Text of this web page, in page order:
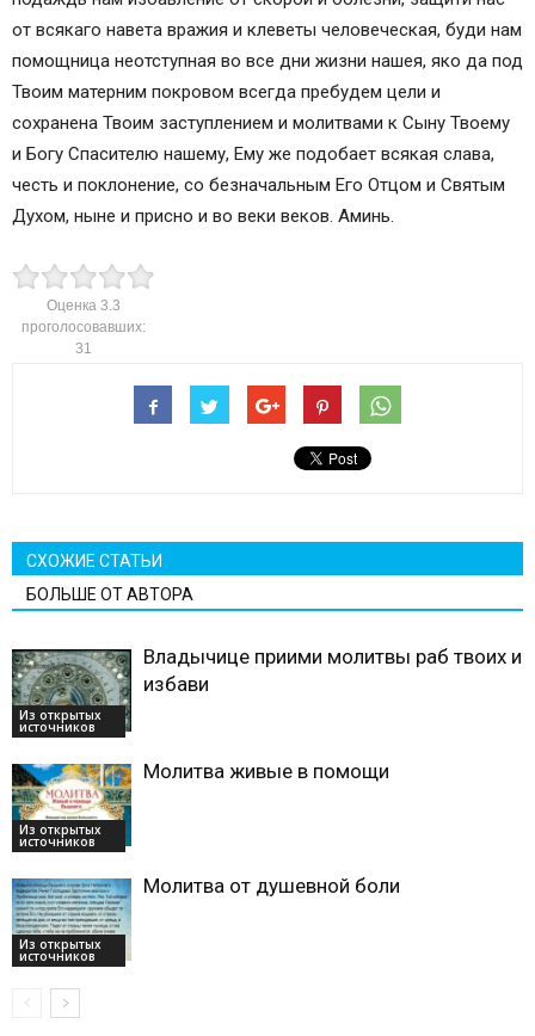
от всякаго навета вражия и клеветы человеческая, буди нам
помощница неотступная во все дни жизни нашея, яко да под
Твоим матерним покровом всегда пребудем цели и
сохранена Твоим заступлением и молитвами к Сыну Твоему
и Богу Спасителю нашему, Ему же подобает всякая слава,
честь и поклонение, со безначальным Его Отцом и Святым
Духом, ныне и присно и во веки веков. Аминь.
Оценка 3.3
проголосовавших:
31
СХОЖИЕ СТАТЬИ
БОЛЬШЕ ОТ АВТОРА
Из открытых
источников
Владычице приими молитвы раб твоих и
избави
Из открытых
источников
Молитва живые в помощи
Из открытых
источников
Молитва от душевной боли